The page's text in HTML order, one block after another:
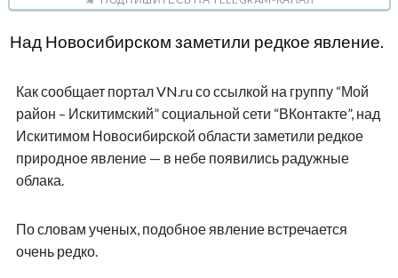
Над Новосибирском заметили редкое явление.
Как сообщает портал VN.ru со ссылкой на группу “Мой
район – Искитимский” социальной сети “ВКонтакте”, над
Искитимом Новосибирской области заметили редкое
природное явление — в небе появились радужные
облака.
По словам ученых, подобное явление встречается
очень редко.